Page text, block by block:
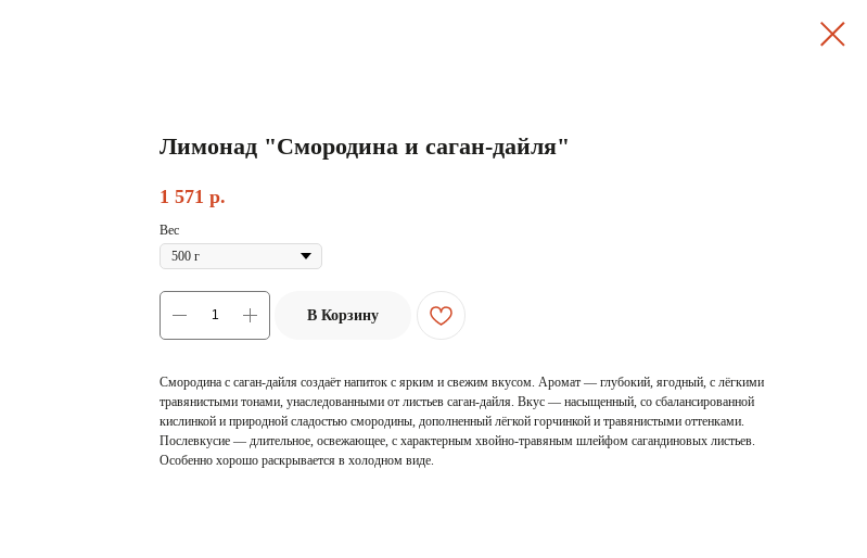
Лимонад "Смородина и саган-дайля"
1 571 р.
Вес
В Корзину
Смородина с саган-дайля создаёт напиток с ярким и свежим вкусом. Аромат — глубокий, ягодный, с лёгкими
травянистыми тонами, унаследованными от листьев саган-дайля. Вкус — насыщенный, со сбалансированной
кислинкой и природной сладостью смородины, дополненный лёгкой горчинкой и травянистыми оттенками.
Послевкусие — длительное, освежающее, с характерным хвойно-травяным шлейфом сагандиновых листьев.
Особенно хорошо раскрывается в холодном виде.